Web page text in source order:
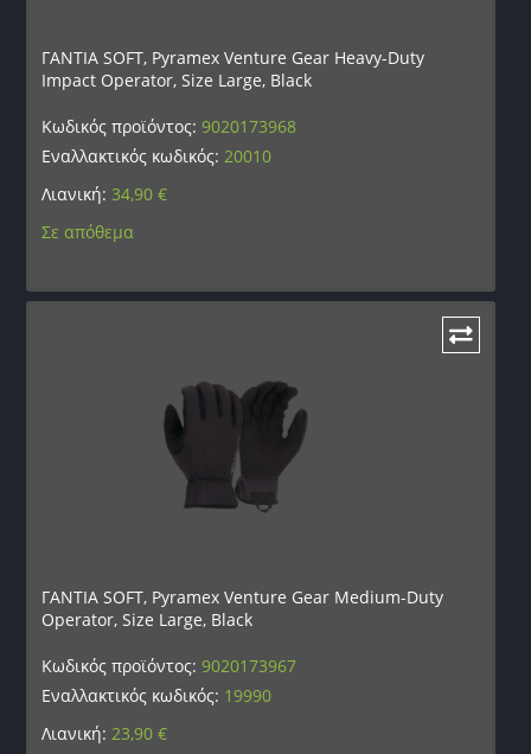
ΓΑΝΤΙΑ SOFT, Pyramex Venture Gear Heavy-Duty
Impact Operator, Size Large, Black
Κωδικός προϊόντος:9020173968
Εναλλακτικός κωδικός: 20010
Λιανική: 34,90€
Σε απόθεμα
ΓΑΝΤΙΑ SOFT, Pyramex Venture Gear Medium-Duty
Operator, Size Large, Black
Κωδικός προϊόντος:9020173967
Εναλλακτικός κωδικός: 19990
Λιανική: 23,90€